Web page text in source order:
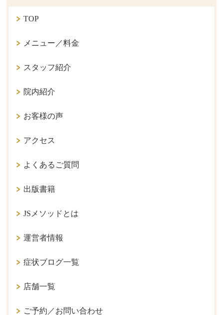
TOP
メニュー／料金
スタッフ紹介
院内紹介
お客様の声
アクセス
よくあるご質問
出版書籍
JSメソッドとは
運営者情報
症状ブログ一覧
店舗一覧
ご予約／お問い合わせ